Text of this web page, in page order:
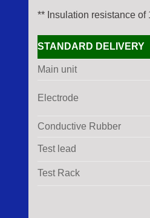
** Insulation resistance
STANDARD DELIVERY
Main unit
Electrode
Conductive Rubber
Test lead
Test Rack